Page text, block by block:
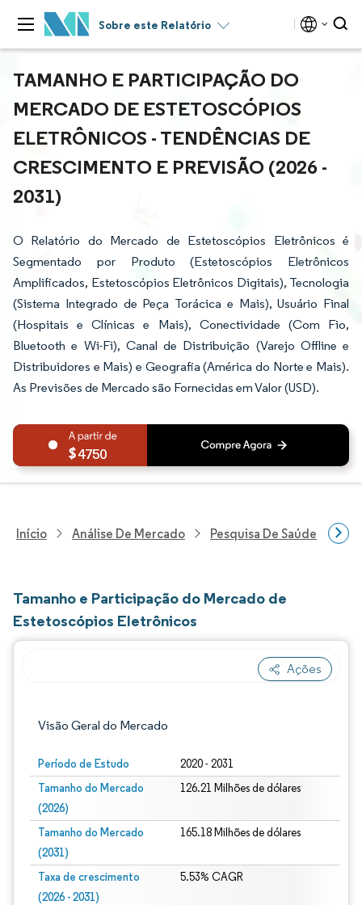
Sobre este Relatório
TAMANHO E PARTICIPAÇÃO DO
MERCADO DE ESTETOSCÓPIOS
ELETRÔNICOS - TENDÊNCIAS DE
CRESCIMENTO E PREVISÃO (2026 -
2031)
O Relatório do Mercado de Estetoscópios Eletrônicos é
Segmentado por Produto (Estetoscópios Eletrônicos
Amplificados, Estetoscópios Eletrônicos Digitais), Tecnologia
(Sistema Integrado de Peça Torácica e Mais), Usuário Final
(Hospitais e Clínicas e Mais), Conectividade (Com Fio,
Bluetooth e Wi-Fi), Canal de Distribuição (Varejo Offline e
Distribuidores e Mais) e Geografia (América do Norte e Mais).
As Previsões de Mercado são Fornecidas em Valor (USD).
4750
Início Análise De Mercado Pesquisa De Saúde
Tamanho e Participação do Mercado de
Estetoscópios Eletrônicos
Ações
Visão Geral do Mercado
Período de Estudo 2020 - 2031
Tamanho do Mercado
(2026)
126.21 Milhões de dólares
Tamanho do Mercado
(2031)
165.18 Milhões de dólares
Taxa de crescimento
(2026 - 2031)
5.53% CAGR